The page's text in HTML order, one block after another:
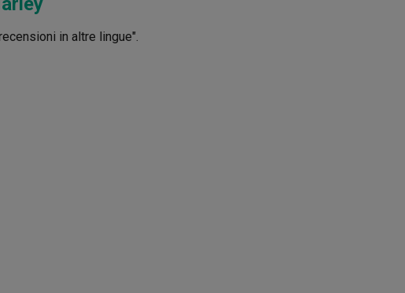
in altre lingue".